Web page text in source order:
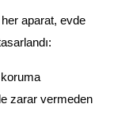
her aparat, evde
koruma
zarar vermeden